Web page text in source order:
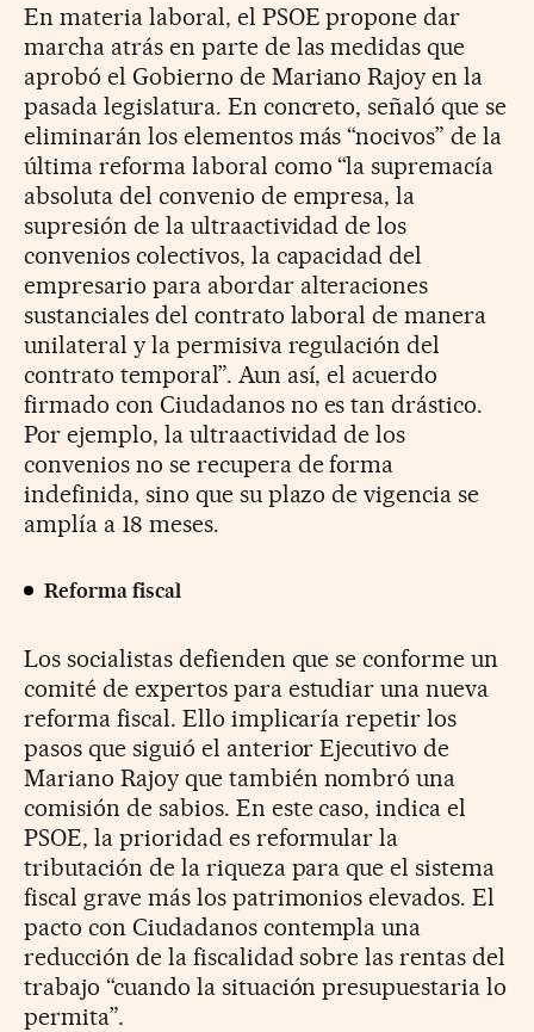
En materia laboral, el PSOE propone dar
marcha atrás en parte de las medidas que
aprobó el Gobierno de Mariano Rajoy en la
pasada legislatura. En concreto, señaló que se
eliminarán los elementos más “nocivos” de la
última reforma laboral como “la supremacía
absoluta del convenio de empresa, la
supresión de la ultraactividad de los
convenios colectivos, la capacidad del
empresario para abordar alteraciones
sustanciales del contrato laboral de manera
unilateral y la permisiva regulación del
contrato temporal”. Aun así, el acuerdo
firmado con Ciudadanos no es tan drástico.
Por ejemplo, la ultraactividad de los
convenios no se recupera de forma
indefinida, sino que su plazo de vigencia se
amplía a 18 meses.
Reforma fiscal
Los socialistas defienden que se conforme un
comité de expertos para estudiar una nueva
reforma fiscal. Ello implicaría repetir los
pasos que siguió el anterior Ejecutivo de
Mariano Rajoy que también nombró una
comisión de sabios. En este caso, indica el
PSOE, la prioridad es reformular la
tributación de la riqueza para que el sistema
fiscal grave más los patrimonios elevados. El
pacto con Ciudadanos contempla una
reducción de la fiscalidad sobre las rentas del
trabajo “cuando la situación presupuestaria lo
permita”.